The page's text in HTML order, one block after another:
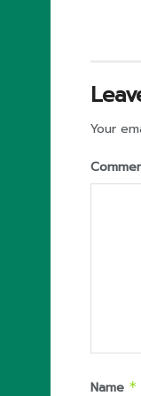
Your
Name *